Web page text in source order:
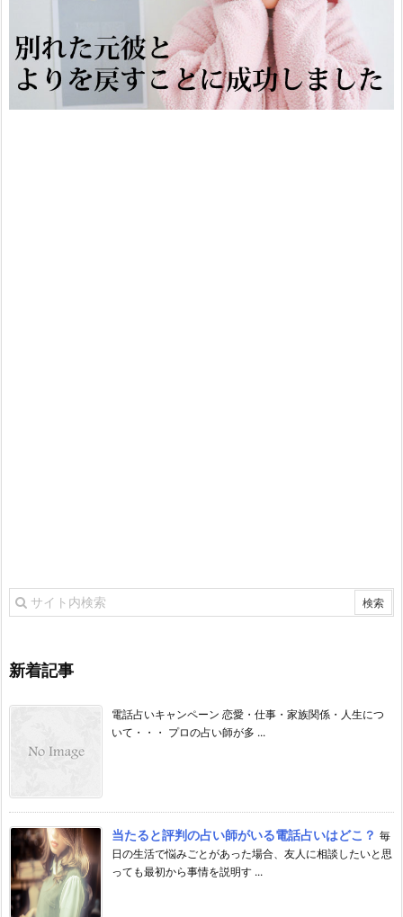
新着記事
電話占いキャンペーン 恋愛・仕事・家族関係・人生につ
いて・・・ プロの占い師が多 ...
当たると評判の占い師がいる電話占いはどこ？ 毎
日の生活で悩みごとがあった場合、友人に相談したいと思
っても最初から事情を説明す ...